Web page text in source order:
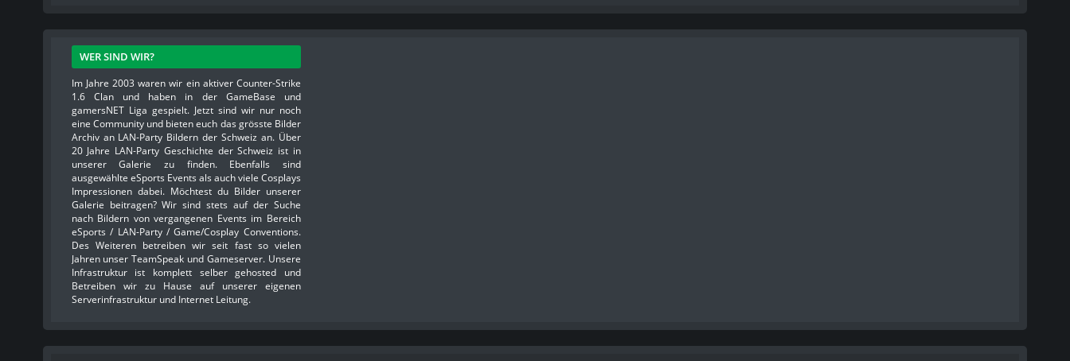
WER SIND WIR?
Im Jahre 2003 waren wir ein aktiver Counter-Strike
1.6 Clan und haben in der GameBase und
gamersNET Liga gespielt. Jetzt sind wir nur noch
eine Community und bieten euch das grösste Bilder
Archiv an LAN-Party Bildern der Schweiz an. Über
20 Jahre LAN-Party Geschichte der Schweiz ist in
unserer Galerie zu finden. Ebenfalls sind
ausgewählte eSports Events als auch viele Cosplays
Impressionen dabei. Möchtest du Bilder unserer
Galerie beitragen? Wir sind stets auf der Suche
nach Bildern von vergangenen Events im Bereich
eSports / LAN-Party / Game/Cosplay Conventions.
Des Weiteren betreiben wir seit fast so vielen
Jahren unser TeamSpeak und Gameserver. Unsere
Infrastruktur ist komplett selber gehosted und
Betreiben wir zu Hause auf unserer eigenen
Serverinfrastruktur und Internet Leitung.